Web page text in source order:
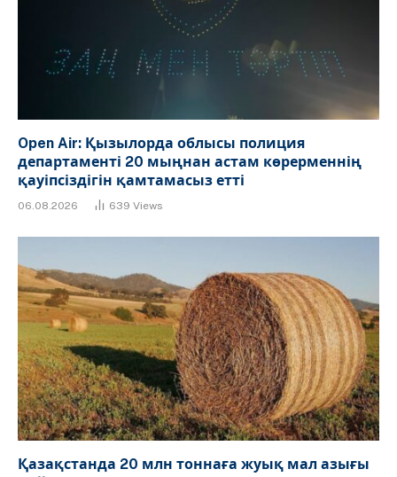
Open Air: Қызылорда облысы полиция
департаменті 20 мыңнан астам көрерменнің
қауіпсіздігін қамтамасыз етті
06.08.2026 639 Views
Қазақстанда 20 млн тоннаға жуық мал азығы